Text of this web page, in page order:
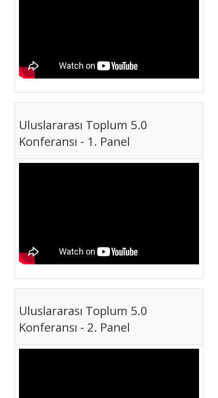
Uluslararası Toplum 5.0
Konferansı - 1. Panel
Uluslararası Toplum 5.0
Konferansı - 2. Panel